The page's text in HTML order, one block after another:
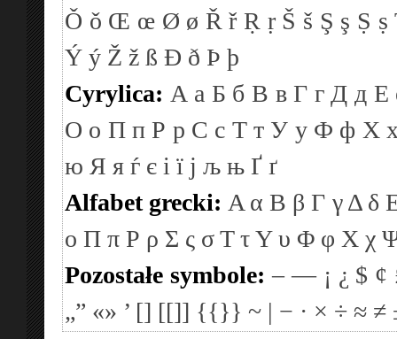
Ǒ ǒ Œ œ Ø ø Ř ř Ṛ ṛ Š š Ş ş Ṣ ṣ
Ý ý Ž ž ß Ð ð Þ þ
Cyrylica: А а Б б В в Г г Д д Е
О о П п Р р С с Т т У у Ф ф Х
ю Я я ѓ є і ї ј љ њ Ґ ґ
Alfabet grecki: Α α Β β Γ γ Δ δ
ο Π π Ρ ρ Σ ς σΤ τΥ υ Φ φ Χ χ
Pozostałe symbole: – — ¡ ¿ $ ¢
„” «» ’ [] [[]] {{}} ~ | − · × ÷ ≈ ≠